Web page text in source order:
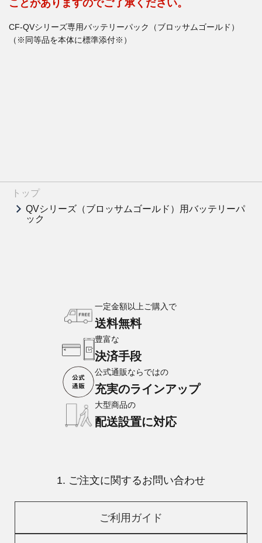
ことがありますのでご了承ください。
CF-QVシリーズ専用バッテリーパック（ブロッサムゴールド）
（※同等品を本体に標準添付※）
トップ
QVシリーズ（ブロッサムゴールド）用バッテリーパ
ック
一定金額以上ご購入で
送料無料
豊富な
決済手段
公式通販ならではの
充実のラインアップ
大型商品の
配送設置に対応
1. ご注文に関するお問い合わせ
ご利用ガイド